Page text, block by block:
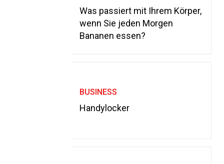
Was passiert mit Ihrem Körper,
wenn Sie jeden Morgen
Bananen essen?
BUSINESS
Handylocker